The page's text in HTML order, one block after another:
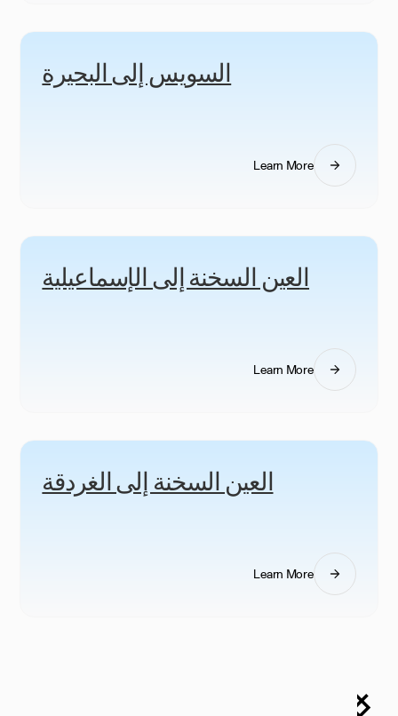
السويس إلى البحيرة
Learn More
العين السخنة إلى الإسماعيلية
Learn More
العين السخنة إلى الغردقة
Learn More